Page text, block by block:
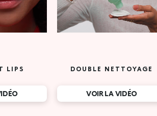
LIPS DOUBLE NETTOYAGE
VOIR LA VIDÉO